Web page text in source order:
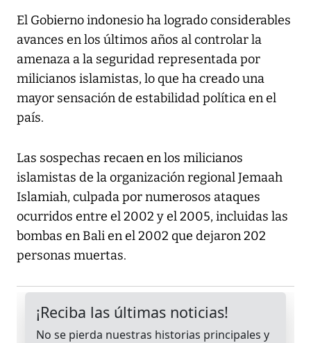
El Gobierno indonesio ha logrado considerables
avances en los últimos años al controlar la
amenaza a la seguridad representada por
milicianos islamistas, lo que ha creado una
mayor sensación de estabilidad política en el
país.
Las sospechas recaen en los milicianos
islamistas de la organización regional Jemaah
Islamiah, culpada por numerosos ataques
ocurridos entre el 2002 y el 2005, incluidas las
bombas en Bali en el 2002 que dejaron 202
personas muertas.